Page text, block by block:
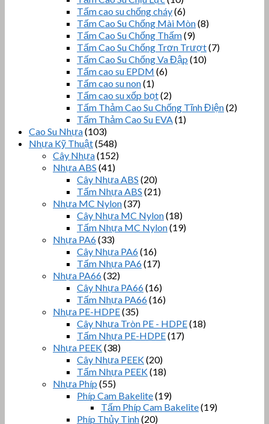
Tấm cao su chống cháy(6)
Tấm Cao Su Chống Mài Mòn(8)
Tấm Cao Su Chống Thấm(9)
Tấm Cao Su Chống Trơn Trượt(7)
Tấm Cao Su Chống Va Đập (10)
Tấm cao su EPDM (6)
Tấm cao su non(1)
Tấm cao su xốp bọt(2)
Tấm Thảm Cao Su Chống Tĩnh Điện(2)
Tấm Thảm Cao Su EVA(1)
Cao Su Nhựa(103)
Nhựa Kỹ Thuật(548)
Cây Nhựa(152)
Nhựa ABS (41)
Cây Nhựa ABS (20)
Tấm Nhựa ABS (21)
Nhựa MC Nylon(37)
Cây Nhựa MC Nylon(18)
Tấm Nhựa MC Nylon(19)
Nhựa PA6(33)
Cây Nhựa PA6(16)
Tấm Nhựa PA6(17)
Nhựa PA66(32)
Cây Nhựa PA66(16)
Tấm Nhựa PA66(16)
Nhựa PE-HDPE(35)
Cây Nhựa Tròn PE - HDPE(18)
Tấm Nhựa PE-HDPE(17)
Nhựa PEEK(38)
Cây Nhựa PEEK(20)
Tấm Nhựa PEEK(18)
Nhựa Phíp (55)
Phíp Cam Bakelite(19)
Tấm Phíp Cam Bakelite(19)
Phíp Thủy Tinh(20)